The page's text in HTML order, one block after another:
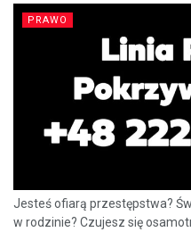
PRAWO
Jesteś ofiarą przestępstwa?
w rodzinie? Czujesz się